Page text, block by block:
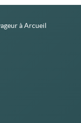
à Arcueil